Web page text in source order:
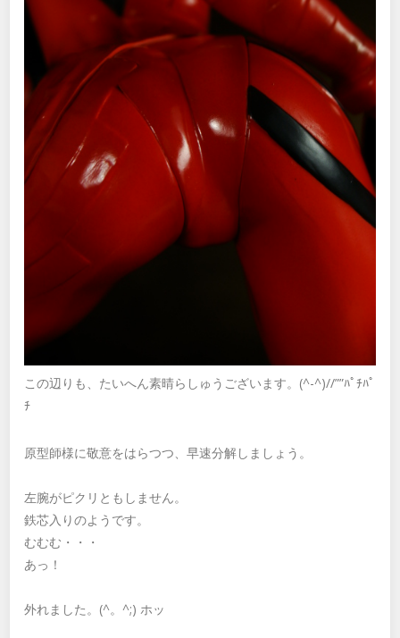
この辺りも、たいへん素晴らしゅうございます。(^-^)//””ﾊﾟﾁﾊﾟ
ﾁ
原型師様に敬意をはらつつ、早速分解しましょう。
左腕がピクリともしません。
鉄芯入りのようです。
むむむ・・・
あっ！
外れました。(^。^;) ホッ